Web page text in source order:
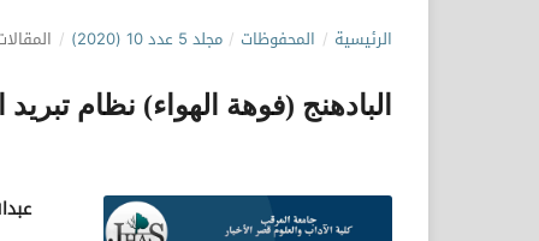
الرئيسية / المحفوظات / مجلد 5 عدد 10 (2020) /
البادهنج (فوهة الهواء) نظام